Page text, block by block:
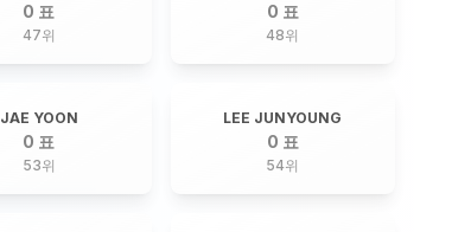
0 표
47위
0 표
48위
JAE YOON
0 표
53위
LEE JUNYOUNG
0 표
54위